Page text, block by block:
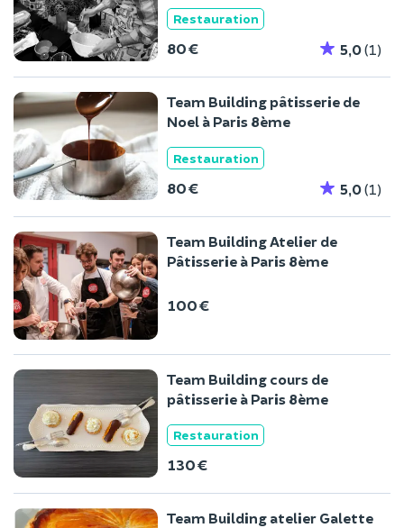
Restauration
80 € 5,0(1)
Team Building pâtisserie de
Noel à Paris 8ème
Restauration
80 € 5,0(1)
Team Building Atelier de
Pâtisserie à Paris 8ème
100 €
Team Building cours de
pâtisserie à Paris 8ème
Restauration
130 €
Team Building atelier Galette